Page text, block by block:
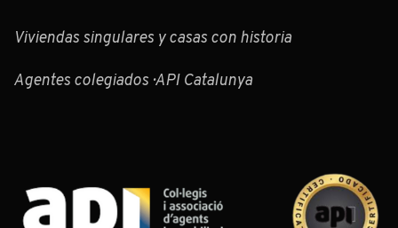
Viviendas singulares y casas con historia
Agentes colegiados · API Catalunya